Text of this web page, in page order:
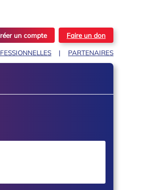
un compte Faire un don
PARTENAIRES